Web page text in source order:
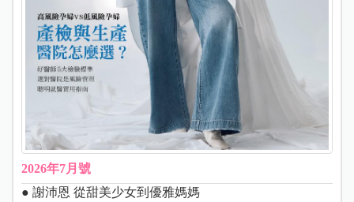
2026年7月號
● 謝沛恩 從甜美少女到優雅媽媽